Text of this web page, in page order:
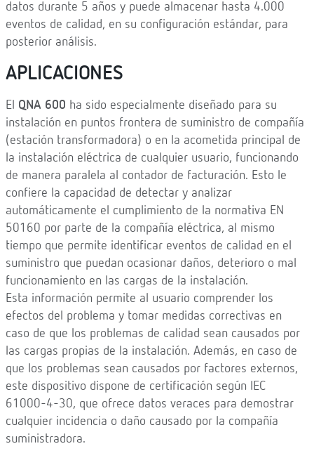
datos durante 5 años y puede almacenar hasta 4.000
eventos de calidad, en su configuración estándar, para
posterior análisis.
APLICACIONES
El QNA 600 ha sido especialmente diseñado para su
instalación en puntos frontera de suministro de compañía
(estación transformadora) o en la acometida principal de
la instalación eléctrica de cualquier usuario, funcionando
de manera paralela al contador de facturación. Esto le
confiere la capacidad de detectar y analizar
automáticamente el cumplimiento de la normativa EN
50160 por parte de la compañía eléctrica, al mismo
tiempo que permite identificar eventos de calidad en el
suministro que puedan ocasionar daños, deterioro o mal
funcionamiento en las cargas de la instalación.
Esta información permite al usuario comprender los
efectos del problema y tomar medidas correctivas en
caso de que los problemas de calidad sean causados por
las cargas propias de la instalación. Además, en caso de
que los problemas sean causados por factores externos,
este dispositivo dispone de certificación según IEC
61000-4-30, que ofrece datos veraces para demostrar
cualquier incidencia o daño causado por la compañía
suministradora.